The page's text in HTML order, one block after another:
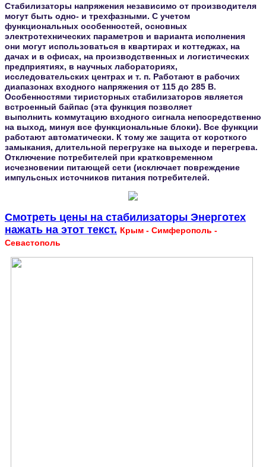
Стабилизаторы напряжения независимо от производителя
могут быть одно- и трехфазными. С учетом
функциональных особенностей, основных
электротехнических параметров и варианта исполнения
они могут использоваться в квартирах и коттеджах, на
дачах и в офисах, на производственных и логистических
предприятиях, в научных лабораториях,
исследовательских центрах и т. п. Работают в рабочих
диапазонах входного напряжения от 115 до 285 В.
Особенностями тиристорных стабилизаторов является
встроенный байпас (эта функция позволяет
выполнить коммутацию входного сигнала непосредственно
на выход, минуя все функциональные блоки). Все функции
работают автоматически. К тому же защита от короткого
замыкания, длительной перегрузке на выходе и перегрева.
Отключение потребителей при кратковременном
исчезновении питающей сети (исключает повреждение
импульсных источников питания потребителей.
Смотреть цены на стабилизаторы Энерготех
нажать на этот текст. Крым - Симферополь -
Севастополь